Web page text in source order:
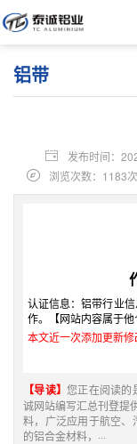
铝带
发布时间：
浏览次数：1183次
认证信息：铝带行业
作。【网站内容属于他
本文近一次添加更新
【导读】您正在阅读的
诚网站编写汇总刊登提
料，广泛应用于航空
的铝合金材料，···